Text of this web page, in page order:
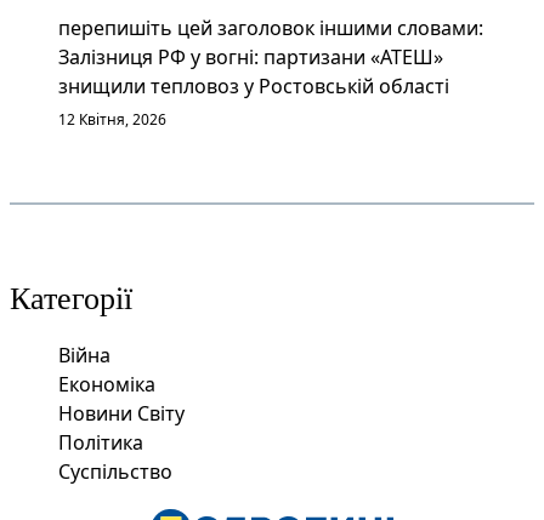
перепишіть цей заголовок іншими словами:
Залізниця РФ у вогні: партизани «АТЕШ»
знищили тепловоз у Ростовській області
12 Квітня, 2026
Категорії
Війна
Економіка
Новини Світу
Політика
Суспільство